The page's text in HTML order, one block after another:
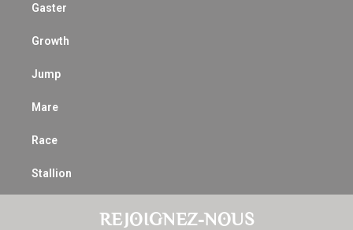
Gaster
Growth
Jump
Mare
Race
Stallion
REJOIGNEZ-NOUS